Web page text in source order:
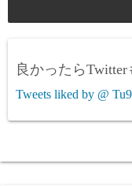
良かったらTwitter
Tweets liked by @